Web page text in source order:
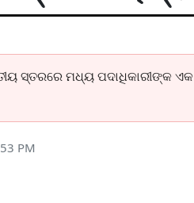
ସ୍ତରରେ ମଧ୍ୟ ପଦାଧିକାରୀଙ୍କ ଏକ
PM